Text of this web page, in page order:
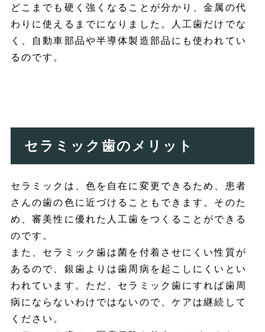
どこまでも硬く強くなることが分かり、金属の代
わりに使えるまでになりました。人工歯だけでな
く、自動車部品や半導体製造部品にも使われてい
るのです。
セラミック歯のメリット
セラミックは、色を自在に変更できるため、患者
さんの歯の色に近づけることもできます。そのた
め、審美性に優れた人工歯をつくることができる
のです。
また、セラミック歯は菌を付着させにくい性質が
あるので、銀歯よりは歯周病を起こしにくいとい
われています。ただ、セラミック歯にすれば歯周
病にならないわけではないので、ケアは継続して
ください。